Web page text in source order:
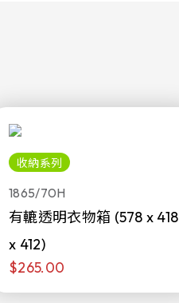
收納系列
1865/70H
有轆透明衣物箱 (578 x 418
x 412)
$265.00